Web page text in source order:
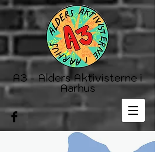
A3 - Alders Aktivisterne i
Aarhus